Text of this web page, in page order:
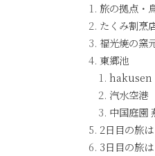
旅の拠点・
たくみ割烹
福光焼の窯
東郷池
hakusen
汽水空港
中国庭園
2日目の旅
3日目の旅